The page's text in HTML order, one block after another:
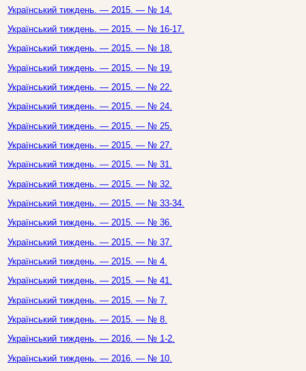
Український тиждень. — 2015. — № 14.
Український тиждень. — 2015. — № 16-17.
Український тиждень. — 2015. — № 18.
Український тиждень. — 2015. — № 19.
Український тиждень. — 2015. — № 22.
Український тиждень. — 2015. — № 24.
Український тиждень. — 2015. — № 25.
Український тиждень. — 2015. — № 27.
Український тиждень. — 2015. — № 31.
Український тиждень. — 2015. — № 32.
Український тиждень. — 2015. — № 33-34.
Український тиждень. — 2015. — № 36.
Український тиждень. — 2015. — № 37.
Український тиждень. — 2015. — № 4.
Український тиждень. — 2015. — № 41.
Український тиждень. — 2015. — № 7.
Український тиждень. — 2015. — № 8.
Український тиждень. — 2016. — № 1-2.
Український тиждень. — 2016. — № 10.